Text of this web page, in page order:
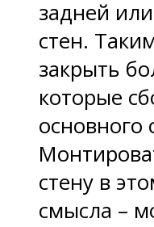
задней
стен.
закрыть
которые
основного
стену в
смысла –